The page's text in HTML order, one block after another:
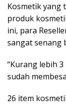
Kosmetik yang
produk
ini, para
sangat senang
“Kurang lebih
sudah
26 item